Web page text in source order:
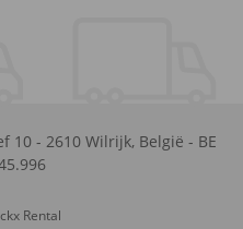
10 - 2610 Wilrijk, België - BE
Rental